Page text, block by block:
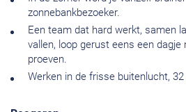
zonnebankbezoeker.
Een team dat hard werkt, samen
vallen, loop gerust eens een
proeven.
Werken in de frisse buitenlucht,